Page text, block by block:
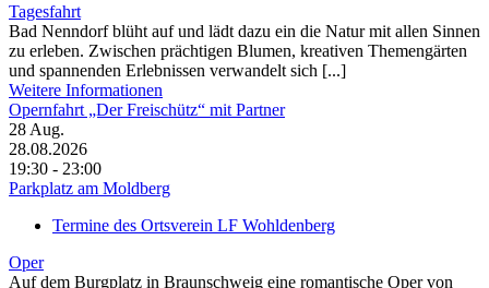
Tagesfahrt
Bad Nenndorf blüht auf und lädt dazu ein die Natur mit allen Sinnen
zu erleben. Zwischen prächtigen Blumen, kreativen Themengärten
und spannenden Erlebnissen verwandelt sich [...]
Weitere Informationen
Opernfahrt „Der Freischütz“ mit Partner
28 Aug.
28.08.2026
19:30 - 23:00
Parkplatz am Moldberg
Termine des Ortsverein LF Wohldenberg
Oper
Auf dem Burgplatz in Braunschweig eine romantische Oper von